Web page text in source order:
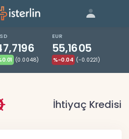
Blog | Giriş
(0.0048)
EUR
55,1605
%-0.04 (-0.0221)
İhtiyaç Kredisi